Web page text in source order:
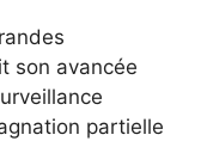
son avancée
partielle